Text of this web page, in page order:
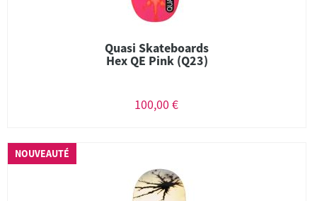
Quasi Skateboards
Hex QE Pink (Q23)
100,00 €
NOUVEAUTÉ